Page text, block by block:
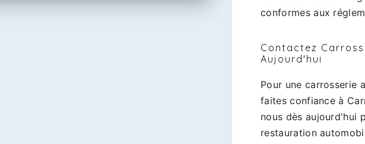
conformes aux
Contactez
Aujourd'hui
Pour une carrosserie
faites confiance à
nous dès aujourd'hui
restauration